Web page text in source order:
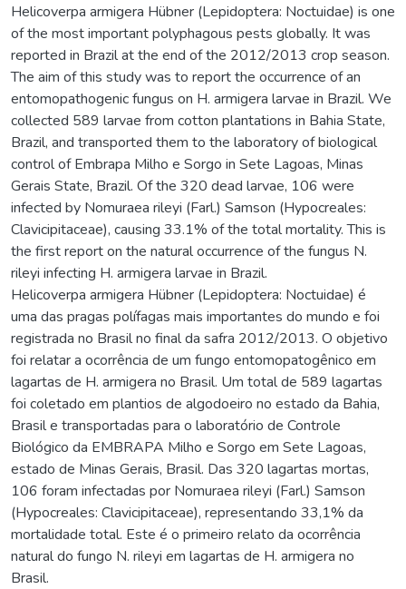
Helicoverpa armigera Hübner (Lepidoptera: Noctuidae) is one
of the most important polyphagous pests globally. It was
reported in Brazil at the end of the 2012/2013 crop season.
The aim of this study was to report the occurrence of an
entomopathogenic fungus on H. armigera larvae in Brazil. We
collected 589 larvae from cotton plantations in Bahia State,
Brazil, and transported them to the laboratory of biological
control of Embrapa Milho e Sorgo in Sete Lagoas, Minas
Gerais State, Brazil. Of the 320 dead larvae, 106 were
infected by Nomuraea rileyi (Farl.) Samson (Hypocreales:
Clavicipitaceae), causing 33.1% of the total mortality. This is
the first report on the natural occurrence of the fungus N.
rileyi infecting H. armigera larvae in Brazil.
Helicoverpa armigera Hübner (Lepidoptera: Noctuidae) é
uma das pragas polífagas mais importantes do mundo e foi
registrada no Brasil no final da safra 2012/2013. O objetivo
foi relatar a ocorrência de um fungo entomopatogênico em
lagartas de H. armigera no Brasil. Um total de 589 lagartas
foi coletado em plantios de algodoeiro no estado da Bahia,
Brasil e transportadas para o laboratório de Controle
Biológico da EMBRAPA Milho e Sorgo em Sete Lagoas,
estado de Minas Gerais, Brasil. Das 320 lagartas mortas,
106 foram infectadas por Nomuraea rileyi (Farl.) Samson
(Hypocreales: Clavicipitaceae), representando 33,1% da
mortalidade total. Este é o primeiro relato da ocorrência
natural do fungo N. rileyi em lagartas de H. armigera no
Brasil.